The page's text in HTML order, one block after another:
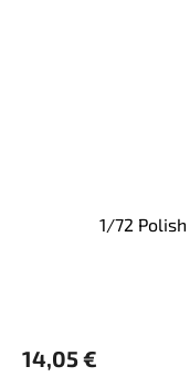
1/72
14,05 €